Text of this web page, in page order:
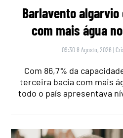
Barlavento
com mais água
09:30 8 Agosto, 2026 |
Com 86,7% da
terceira bacia com mais
todo o país apresentava